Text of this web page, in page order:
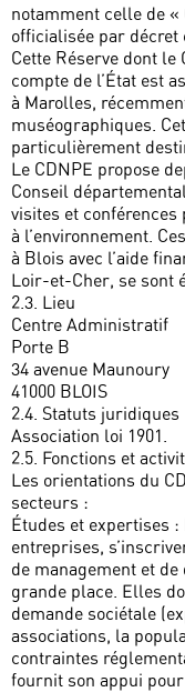
notamment celle de
officialisée par décret
Cette Réserve dont
compte de l’État est
à Marolles,
muséographiques.
particulièrement
Le CDNPE propose
Conseil
visites et
à l’environnement.
à Blois avec l’aide
Loir-et-Cher, se sont
2.3. Lieu
Centre Administratif
Porte B
34 avenue Maunoury
41000 BLOIS
2.4. Statuts juridiques
Association loi 1901.
2.5. Fonctions et
Les orientations du
secteurs :
Études et expertises
entreprises,
de management et
grande place. Elles
demande sociétale
associations, la
contraintes
fournit son appui